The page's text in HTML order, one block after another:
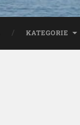
KATEGORIE